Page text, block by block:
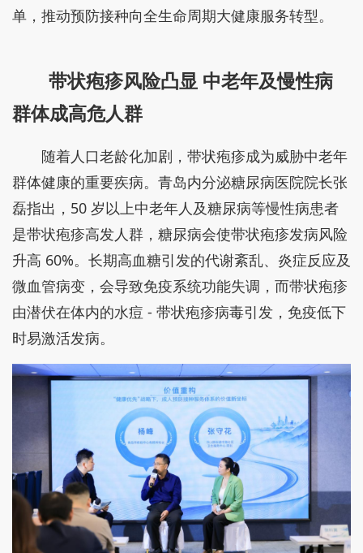
单，推动预防接种向全生命周期大健康服务转型。
带状疱疹风险凸显 中老年及慢性病
群体成高危人群
随着人口老龄化加剧，带状疱疹成为威胁中老年
群体健康的重要疾病。青岛内分泌糖尿病医院院长张
磊指出，50 岁以上中老年人及糖尿病等慢性病患者
是带状疱疹高发人群，糖尿病会使带状疱疹发病风险
升高 60%。长期高血糖引发的代谢紊乱、炎症反应及
微血管病变，会导致免疫系统功能失调，而带状疱疹
由潜伏在体内的水痘 - 带状疱疹病毒引发，免疫低下
时易激活发病。